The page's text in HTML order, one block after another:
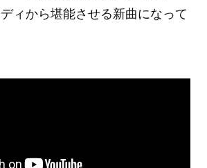
ィから堪能させる新曲になって